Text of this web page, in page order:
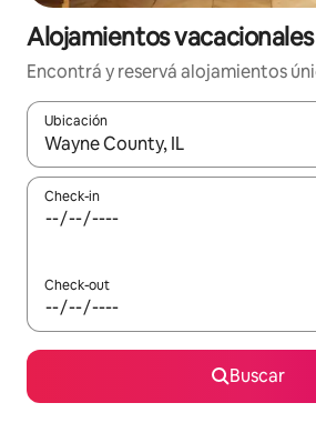
Alojamientos
Encontrá y reservá alojamientos
Ubicación
Cuando los resultados estén
Check-in
Check-out
Buscar